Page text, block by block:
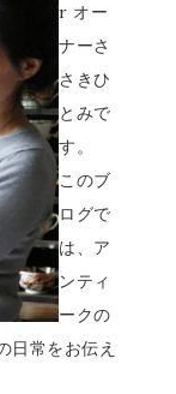
r オー
ナーさ
さきひ
とみで
す。
このブ
ログで
は、ア
ンティ
ークの
日常をお伝え